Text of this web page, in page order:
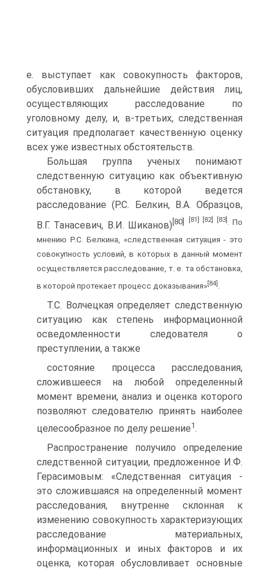
е. выступает как совокупность факторов,
обусловивших дальнейшие действия лиц,
осуществляющих расследование по
уголовному делу, и, в-третьих, следственная
ситуация предполагает качественную оценку
всех уже известных обстоятельств.
Большая группа ученых понимают
следственную ситуацию как объективную
обстановку, в которой ведется
расследование (Р.С. Белкин, В.А. Образцов,
В.Г. Танасевич, В.И. Шиканов)[80] [81] [82] [83]
. По
мнению Р.С. Белкина, «следственная ситуация - это
совокупность условий, в которых в данный момент
осуществляется расследование, т. е. та обстановка,
в которой протекает процесс доказывания»[84]
Т.С. Волчецкая определяет следственную
ситуацию как степень информационной
осведомленности следователя о
преступлении, а также
состояние процесса расследования,
сложившееся на любой определенный
момент времени, анализ и оценка которого
позволяют следователю принять наиболее
целесообразное по делу решение1.
Распространение получило определение
следственной ситуации, предложенное И.Ф.
Герасимовым: «Следственная ситуация -
это сложившаяся на определенный момент
расследования, внутренне склонная к
изменению совокупность характеризующих
расследование материальных,
информационных и иных факторов и их
оценка, которая обусловливает основные